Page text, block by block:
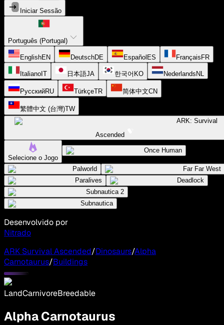
Iniciar Sessão
Português (Portugal)
EnglishEN DeutschDE Español ES Français FR
Italiano IT 日本語JA 한국어 KO Nederlands NL
РусскийRU TürkçeTR 简体中文CN
繁體中文 (台灣)TW
ARK: Survival
Ascended
Selecione o Jogo
Once Human
Palworld
Far Far West
Paralives
Deadlock
Subnautica 2
Subnautica
Desenvolvido por
Nitrado
ARK Survival Ascended/Dinosaurs/Alpha
Carnotaurus/Buildings
LandCarnivoreBreedable
Alpha Carnotaurus